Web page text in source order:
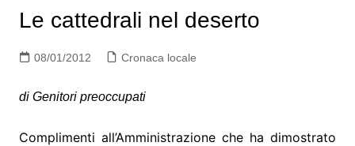
Le cattedrali nel deserto
08/01/2012 Cronaca locale
di Genitori preoccupati
Complimenti all’Amministrazione che ha dimostrato